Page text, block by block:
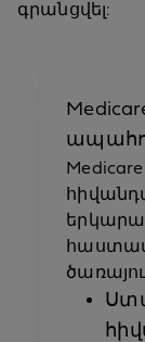
գրանցվել: